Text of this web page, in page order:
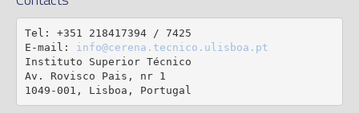
Tel: +351 218417394 / 7425
E-mail: info@cerena.tecnico.ulisboa.pt
Instituto Superior Técnico
Av. Rovisco Pais, nr 1
1049-001, Lisboa, Portugal